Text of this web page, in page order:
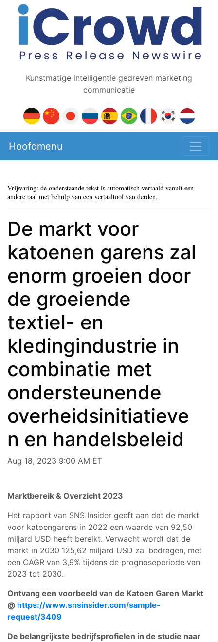
Kunstmatige intelligentie gedreven marketing
communicatie
Hoofdmenu
Vrijwaring: de onderstaande tekst is automatisch vertaald vanuit een
andere taal met behulp van een vertaaltool van derden.
De markt voor
katoenen garens zal
enorm groeien door
de groeiende
textiel- en
kledingindustrie in
combinatie met
ondersteunende
overheidsinitiatieve
n en handelsbeleid
Aug 18, 2023 9:00 AM ET
Marktbereik & Overzicht 2023
Het rapport van SNS Insider geeft aan dat de markt
voor katoengarens in 2022 een waarde van 92,50
miljard USD heeft bereikt. Verwacht wordt dat de
markt in 2030 125,62 miljard USD zal bedragen, met
een CAGR van 3,9% tijdens de prognoseperiode van
2023 tot 2030.
Ontvang een voorbeeld van de Katoen Garen Markt
@ https://www.snsinsider.com/sample-
request/3409
De belangrijkste bedrijfsprofielen in de studie naar